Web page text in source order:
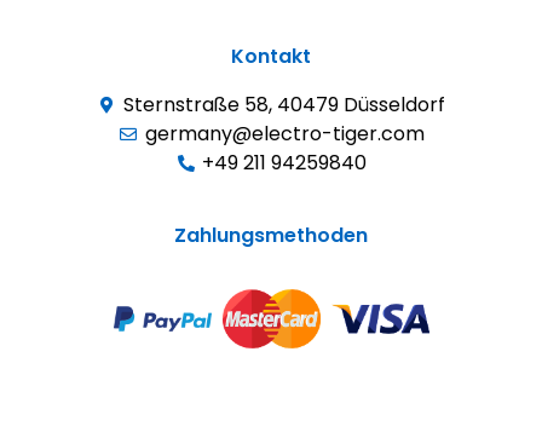
Kontakt
Sternstraße 58, 40479 Düsseldorf
germany@electro-tiger.com
+49 211 94259840
Zahlungsmethoden